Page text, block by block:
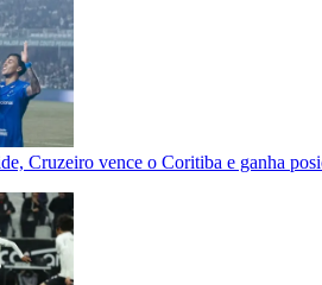
Cruzeiro vence o Coritiba e ganha